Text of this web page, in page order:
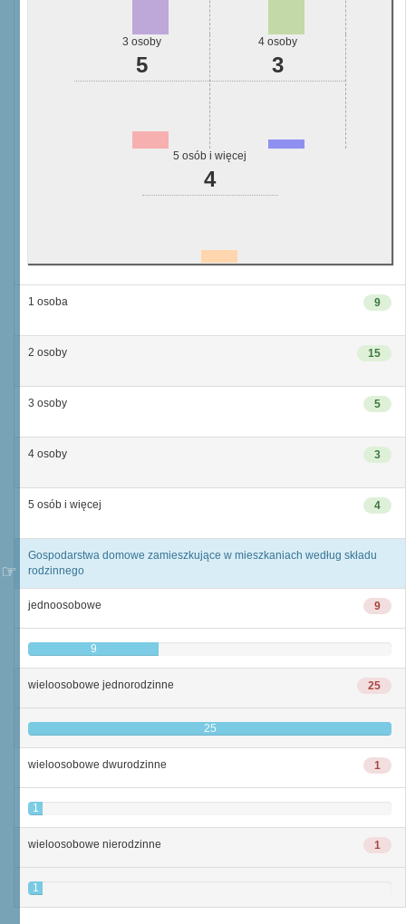
3 osoby
5
4 osoby
3
5 osób i więcej
4
9
1 osoba
15
2 osoby
5
3 osoby
3
4 osoby
4
5 osób i więcej
Gospodarstwa domowe zamieszkujące w mieszkaniach według składu
rodzinnego
9
jednoosobowe
9
25
wieloosobowe jednorodzinne
25
1
wieloosobowe dwurodzinne
1
1
wieloosobowe nierodzinne
1